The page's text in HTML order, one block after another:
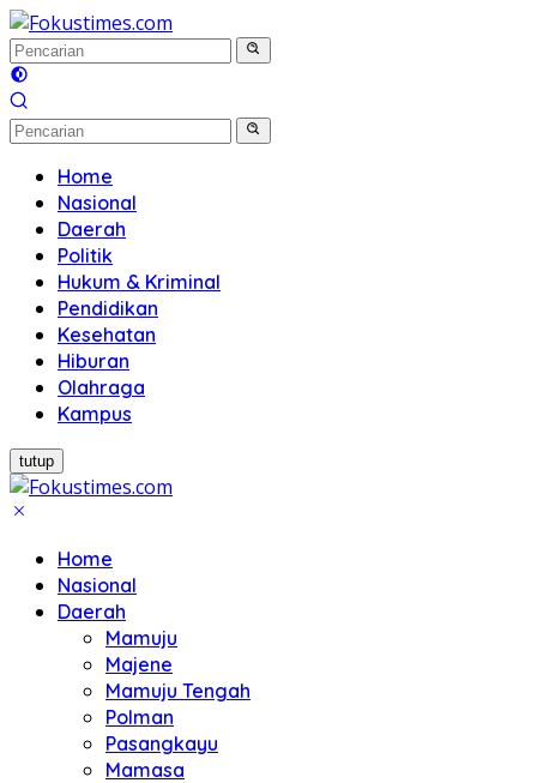
Langsung
ke
konten
Home
Nasional
Daerah
Politik
Hukum & Kriminal
Pendidikan
Kesehatan
Hiburan
Olahraga
Kampus
tutup
Home
Nasional
Daerah
Mamuju
Majene
Mamuju Tengah
Polman
Pasangkayu
Mamasa